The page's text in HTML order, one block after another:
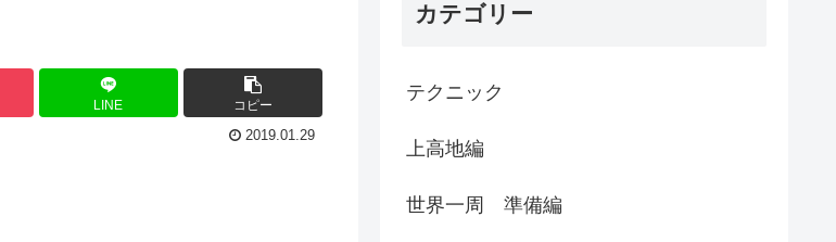
LINE コピー
2019.01.29
カテゴリー
テクニック
上高地編
世界一周 準備編